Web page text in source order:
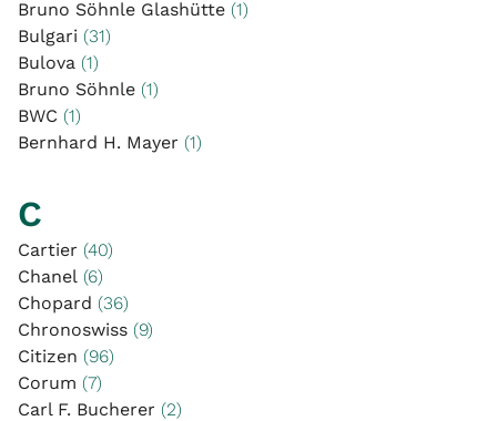
Bruno Söhnle Glashütte (1)
Bulgari (31)
Bulova (1)
Bruno Söhnle (1)
BWC (1)
Bernhard H. Mayer (1)
C
Cartier (40)
Chanel (6)
Chopard (36)
Chronoswiss (9)
Citizen (96)
Corum (7)
Carl F. Bucherer (2)